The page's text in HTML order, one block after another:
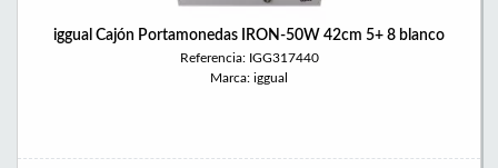
iggual Cajón Portamonedas IRON-50W 42cm 5+ 8 blanco
Referencia: IGG317440
Marca: iggual